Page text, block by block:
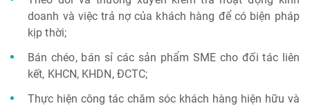
doanh và việc trả nợ của khách hàng để có biện pháp
kịp thời;
Bán chéo, bán sỉ các sản phẩm SME cho đối tác liên
kết, KHCN, KHDN, ĐCTC;
Thực hiện công tác chăm sóc khách hàng hiện hữu và